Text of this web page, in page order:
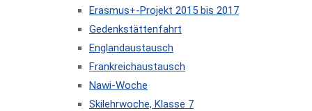
Erasmus+-Projekt 2015 bis 2017
Gedenkstättenfahrt
Englandaustausch
Frankreichaustausch
Nawi-Woche
Skilehrwoche, Klasse 7